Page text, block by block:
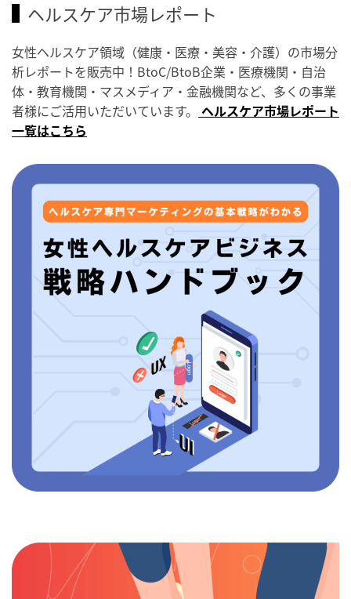
ヘルスケア市場レポート
女性ヘルスケア領域（健康・医療・美容・介護）の市場分
析レポートを販売中！BtoC/BtoB企業・医療機関・自治
体・教育機関・マスメディア・金融機関など、多くの事業
者様にご活用いただいています。 ヘルスケア市場レポート
一覧はこちら